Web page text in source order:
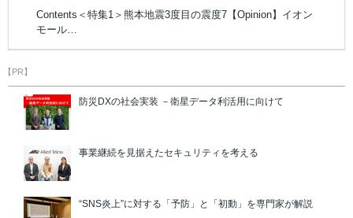
Contents＜特集1＞熊本地震3度目の震度7【Opinion】イオン
モール…
【PR】
防災DXの社会実装 －衛星データ利活用に向けて
事業継続を見据えたセキュリティを考える
“SNS炎上”に対する「予防」と「初動」を専門家が解説